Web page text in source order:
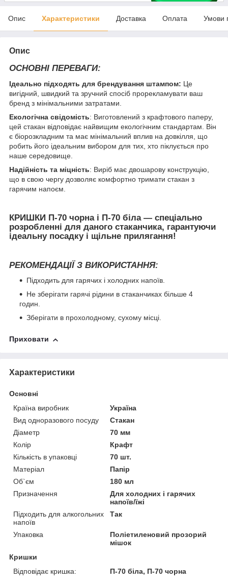
Опис Характеристики Доставка Оплата Умови
Опис
ОСНОВНІ ПЕРЕВАГИ:
Ідеально підходять для брендування штампом: Це
вигідний, швидкий та зручний спосіб прорекламувати ваш
бренд з мінімальними затратами.
Екологічна свідомість: Виготовлений з крафтового паперу,
цей стакан відповідає найвищим екологічним стандартам. Він
є біорозкладним та має мінімальний вплив на довкілля, що
робить його ідеальним вибором для тих, хто піклується про
наше середовище.
Надійність та міцність: Виріб має двошарову конструкцію,
що в свою чергу дозволяє комфортно тримати стакан з
гарячим напоєм.
КРИШКИ П-70 чорнаі П-70 біла— спеціально
розробленні для даного стаканчика, гарантуючи
ідеальну посадку і щільне прилягання!
РЕКОМЕНДАЦІЇ З ВИКОРИСТАННЯ:
Підходить для гарячих і холодних напоїв.
Не зберігати гарячі рідини в стаканчиках більше 4
годин.
Зберігати в прохолодному, сухому місці.
Приховати
Характеристики
Основні
Країна виробник
Україна
Вид одноразового посуду
Стакан
Діаметр
70 мм
Колір
Крафт
Кількість в упаковці
70 шт.
Матеріал
Папір
Об`єм
180 мл
Призначення
Для холодних і гарячих
напоїв/їжі
Підходить для алкогольних
напоїв
Так
Упаковка
Поліетиленовий прозорий
мішок
Кришки
Відповідає кришка:
П-70 біла, П-70 чорна